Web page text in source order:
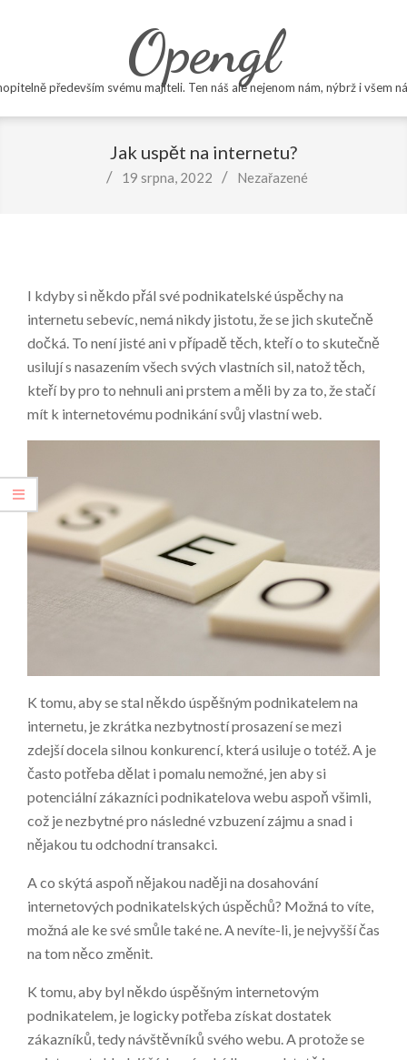
Opengl
především svému majiteli. Ten náš ale nejenom nám, nýbrž i všem
Jak uspět na internetu?
19 srpna, 2022 Nezařazené
I kdyby si někdo přál své podnikatelské úspěchy na
internetu sebevíc, nemá nikdy jistotu, že se jich skutečně
dočká. To není jisté ani v případě těch, kteří o to skutečně
usilují s nasazením všech svých vlastních sil, natož těch,
kteří by pro to nehnuli ani prstem a měli by za to, že stačí
mít k internetovému podnikání svůj vlastní web.
K tomu, aby se stal někdo úspěšným podnikatelem na
internetu, je zkrátka nezbytností prosazení se mezi
zdejší docela silnou konkurencí, která usiluje o totéž. A je
často potřeba dělat i pomalu nemožné, jen aby si
potenciální zákazníci podnikatelova webu aspoň všimli,
což je nezbytné pro následné vzbuzení zájmu a snad i
nějakou tu odchodní transakci.
A co skýtá aspoň nějakou naději na dosahování
internetových podnikatelských úspěchů? Možná to víte,
možná ale ke své smůle také ne. A nevíte-li, je nejvyšší čas
na tom něco změnit.
K tomu, aby byl někdo úspěšným internetovým
podnikatelem, je logicky potřeba získat dostatek
zákazníků, tedy návštěvníků svého webu. A protože se